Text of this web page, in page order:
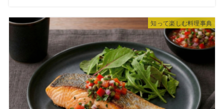
知って楽しむ料理事典